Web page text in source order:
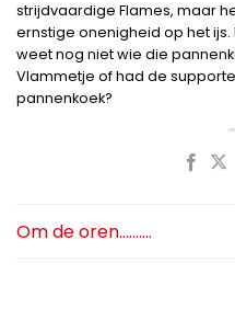
strijdvaardige Flames, maar
ernstige onenigheid op het ijs.
weet nog niet wie die
Vlammetje of had de
pannenkoek?
Om de oren……….